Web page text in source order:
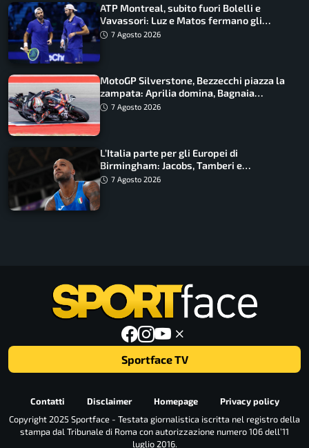
ATP Montreal, subito fuori Bolelli e
Vavassori: Luz e Matos fermano gli
azzurri
7 Agosto 2026
MotoGP Silverstone, Bezzecchi piazza la
zampata: Aprilia domina, Bagnaia
costretto al Q1
7 Agosto 2026
L’Italia parte per gli Europei di
Birmingham: Jacobs, Tamberi e
Battocletti guidano una spedizione
7 Agosto 2026
Sportface TV
Contatti Disclaimer Homepage
Privacy policy
Copyright 2025 Sportface - Testata giornalistica iscritta nel registro della
stampa dal Tribunale di Roma con autorizzazione numero 106 dell’11
luglio 2016.